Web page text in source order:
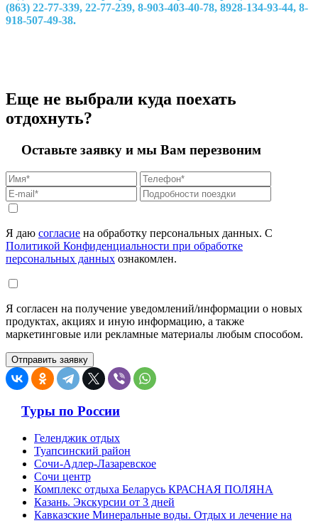
(863) 22-77-339, 22-77-239, 8-903-403-40-78, 8928-134-93-44, 8-
918-507-49-38.
Еще не выбрали куда поехать
отдохнуть?
Оставьте заявку и мы Вам перезвоним
Я даю согласие на обработку персональных данных. С
Политикой Конфиденциальности при обработке
персональных данных ознакомлен.
Я согласен на получение уведомлений/информации о новых
продуктах, акциях и иную информацию, а также
маркетинговые или рекламные материалы любым способом.
Туры по России
Геленджик отдых
Туапсинский район
Сочи-Адлер-Лазаревское
Сочи центр
Комплекс отдыха Беларусь КРАСНАЯ ПОЛЯНА
Казань. Экскурсии от 3 дней
Кавказские Минеральные воды. Отдых и лечение на